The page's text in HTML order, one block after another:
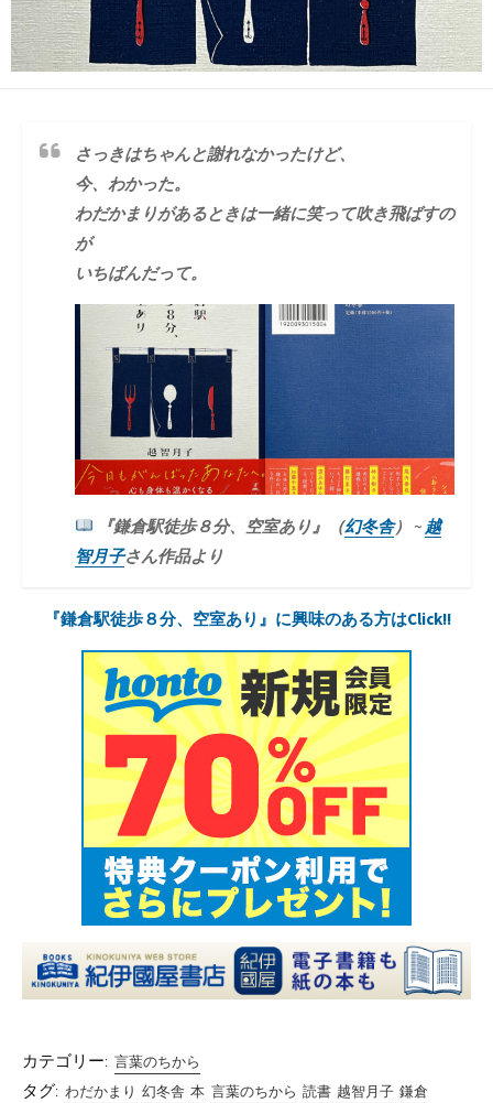
さっきはちゃんと謝れなかったけど、
今、わかった。
わだかまりがあるときは一緒に笑って吹き飛ばすの
が
いちばんだって。
『鎌倉駅徒歩８分、空室あり』（幻冬舎） ~ 越
智月子さん作品より
『鎌倉駅徒歩８分、空室あり』に興味のある方はClick!!
カテゴリー: 言葉のちから
タグ: わだかまり 幻冬舎 本 言葉のちから 読書 越智月子 鎌倉